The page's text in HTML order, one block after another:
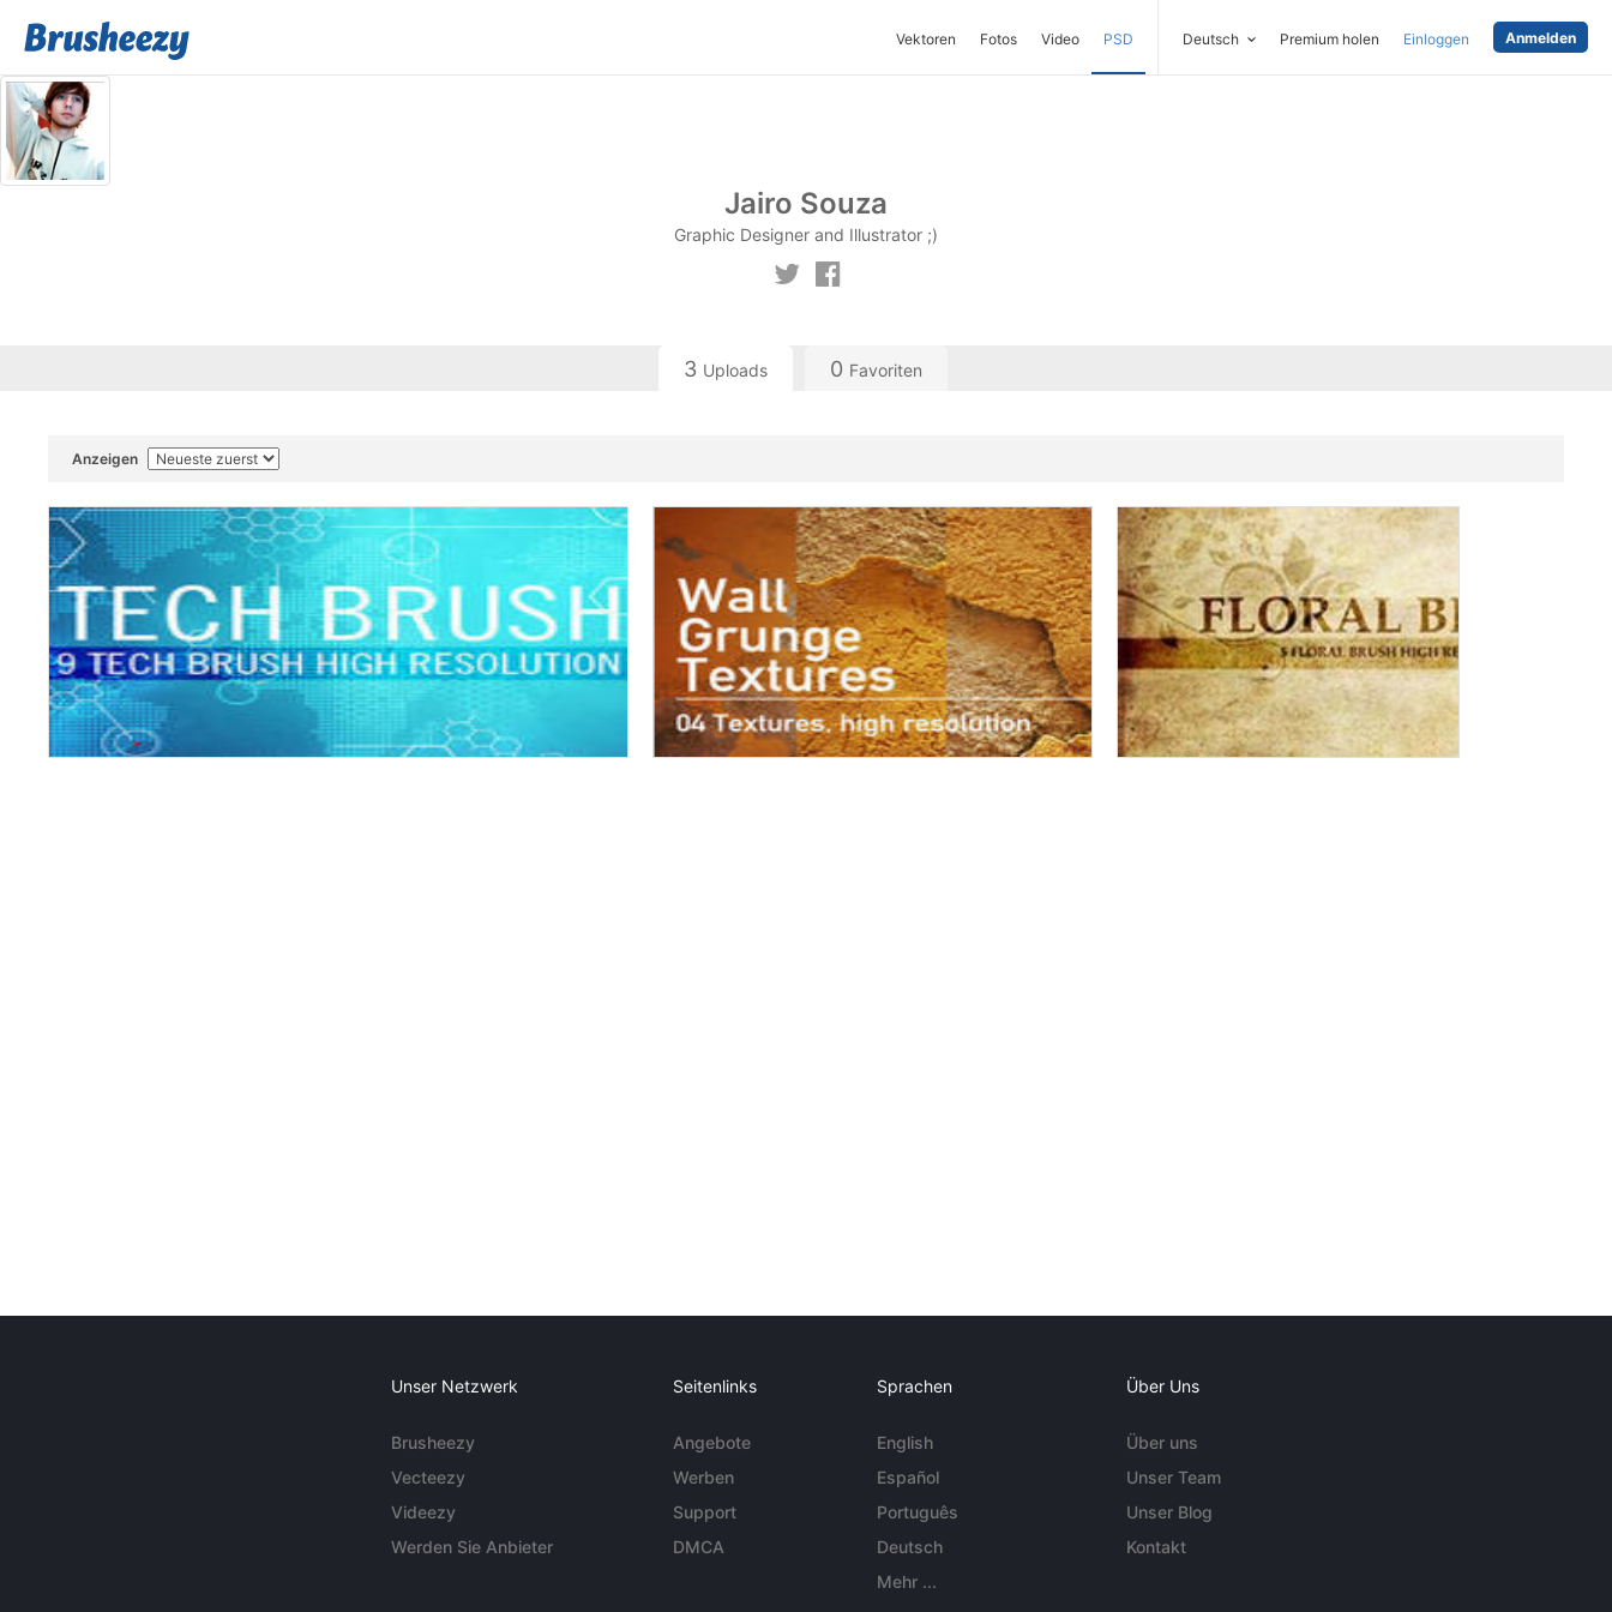
Vektoren Fotos Video PSD Deutsch Premium holen Einloggen Anmelden
Jairo Souza
Graphic Designer and Illustrator ;)
3 Uploads 0 Favoriten
Anzeigen
Unser Netzwerk
Brusheezy
Vecteezy
Videezy
Werden Sie Anbieter
Seitenlinks
Angebote
Werben
Support
DMCA
Sprachen
English
Español
Português
Deutsch
Mehr ...
Über Uns
Über uns
Unser Team
Unser Blog
Kontakt